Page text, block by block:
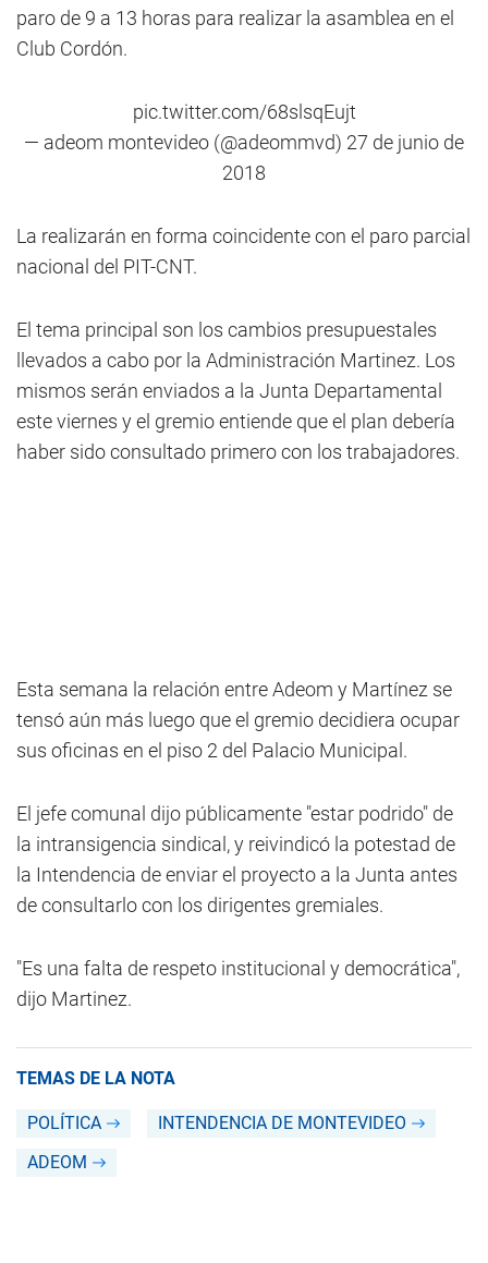
paro de 9 a 13 horas para realizar la asamblea en el
Club Cordón.
pic.twitter.com/68slsqEujt
— adeom montevideo (@adeommvd) 27 de junio de
2018
La realizarán en forma coincidente con el paro parcial
nacional del PIT-CNT.
El tema principal son los cambios presupuestales
llevados a cabo por la Administración Martinez. Los
mismos serán enviados a la Junta Departamental
este viernes y el gremio entiende que el plan debería
haber sido consultado primero con los trabajadores.
Esta semana la relación entre Adeom y Martínez se
tensó aún más luego que el gremio decidiera ocupar
sus oficinas en el piso 2 del Palacio Municipal.
El jefe comunal dijo públicamente "estar podrido" de
la intransigencia sindical, y reivindicó la potestad de
la Intendencia de enviar el proyecto a la Junta antes
de consultarlo con los dirigentes gremiales.
"Es una falta de respeto institucional y democrática",
dijo Martinez.
TEMAS DE LA NOTA
POLÍTICA
INTENDENCIA DE MONTEVIDEO
ADEOM